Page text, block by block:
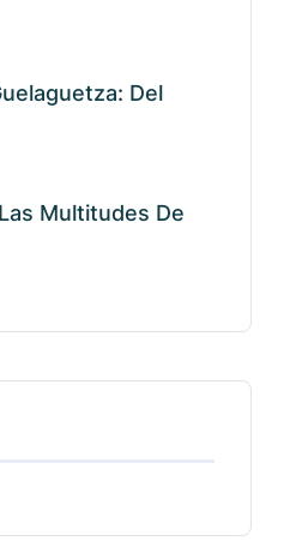
Del
Multitudes De